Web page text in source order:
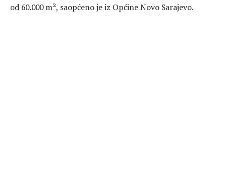
od 60.000 m², saopćeno je iz Općine Novo Sarajevo.